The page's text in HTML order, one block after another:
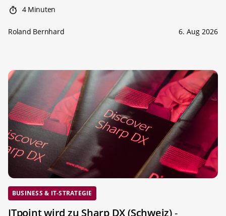
4 Minuten
Roland Bernhard 6. Aug 2026
BUSINESS & IT-STRATEGIE
ITpoint wird zu Sharp DX (Schweiz)-